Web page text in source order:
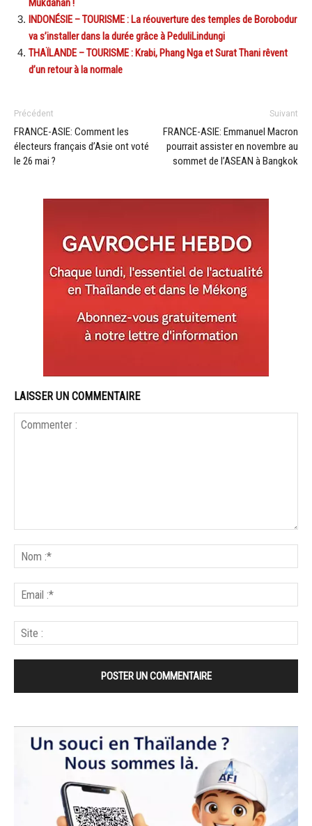
Mukdahan !
INDONÉSIE – TOURISME : La réouverture des temples de Borobodur
va s’installer dans la durée grâce à PeduliLindungi
THAÏLANDE – TOURISME : Krabi, Phang Nga et Surat Thani rêvent
d’un retour à la normale
Précédent
FRANCE-ASIE: Comment les
électeurs français d’Asie ont voté
le 26 mai ?
Suivant
FRANCE-ASIE: Emmanuel Macron
pourrait assister en novembre au
sommet de l’ASEAN à Bangkok
LAISSER UN COMMENTAIRE